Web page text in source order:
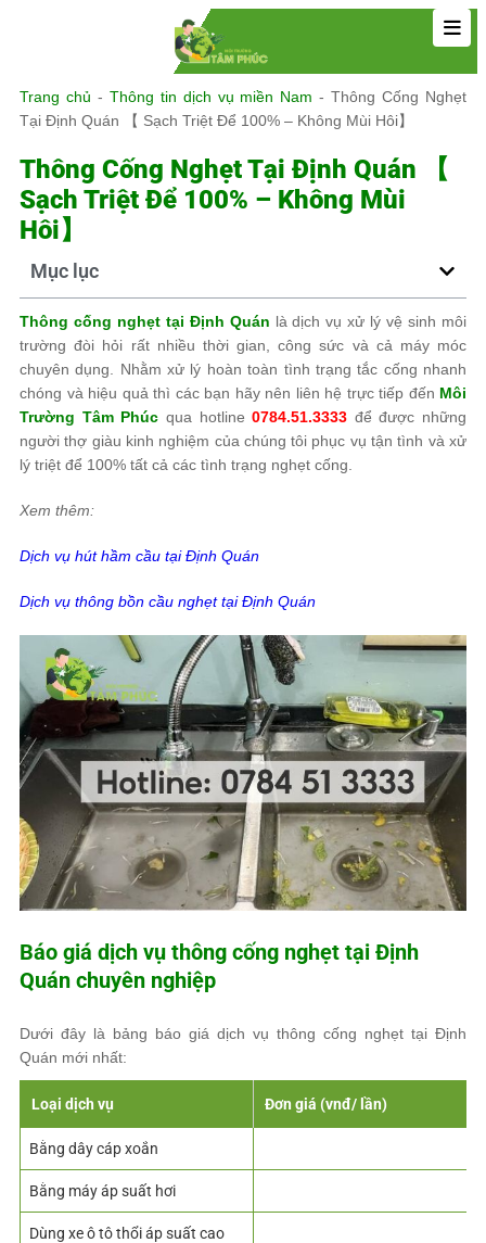
Trang chủ - Thông tin dịch vụ miền Nam -Thông Cống Nghẹt
Tại Định Quán 【 Sạch Triệt Để 100% – Không Mùi Hôi】
Thông Cống Nghẹt Tại Định Quán 【
Sạch Triệt Để 100% – Không Mùi
Hôi】
Mục lục
Thông cống nghẹt tại Định Quán là dịch vụ xử lý vệ sinh môi
trường đòi hỏi rất nhiều thời gian, công sức và cả máy móc
chuyên dụng. Nhằm xử lý hoàn toàn tình trạng tắc cống nhanh
chóng và hiệu quả thì các bạn hãy nên liên hệ trực tiếp đến Môi
Trường Tâm Phúc qua hotline0784.51.3333 để được những
người thợ giàu kinh nghiệm của chúng tôi phục vụ tận tình và xử
lý triệt để 100% tất cả các tình trạng nghẹt cống.
Xem thêm:
Dịch vụ hút hầm cầu tại Định Quán
Dịch vụ thông bồn cầu nghẹt tại Định Quán
Báo giá dịch vụ thông cống nghẹt tại Định
Quán chuyên nghiệp
Dưới đây là bảng báo giá dịch vụ thông cống nghẹt tại Định
Quán mới nhất:
Loại dịch vụ Đơn giá (vnđ/ lần)
Bằng dây cáp xoắn
Bằng máy áp suất hơi
Dùng xe ô tô thổi áp suất cao